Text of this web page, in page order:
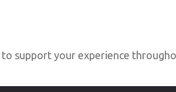
support your experience